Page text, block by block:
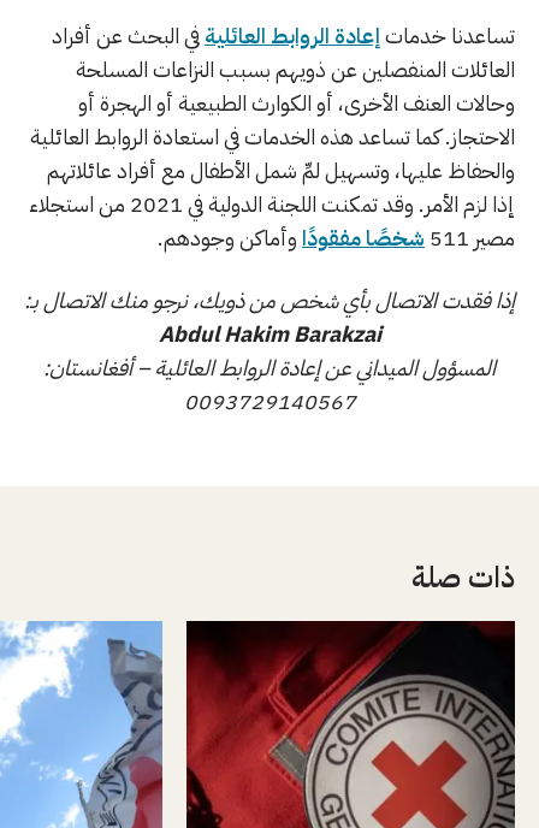
تساعدنا خدماتإعادة الروابط العائليةفي البحث عن أفراد
العائلات المنفصلين عن ذويهم بسبب النزاعات المسلحة
وحالات العنف الأخرى، أو الكوارث الطبيعية أو الهجرة أو
الاحتجاز. كما تساعد هذه الخدمات في استعادة الروابط العائلية
والحفاظ عليها، وتسهيل لمِّ شمل الأطفال مع أفراد عائلاتهم
إذا لزم الأمر. وقد تمكنت اللجنة الدولية في 2021 من استجلاء
مصير 511
شخصًا مفقودًا وأماكن وجودهم.
إذا فقدت الاتصال بأي شخص من ذويك، نرجو منك الاتصال بـ:
Abdul Hakim Barakzai
المسؤول الميداني عن إعادة الروابط العائلية – أفغانستان:
0093729140567
ذات صلة